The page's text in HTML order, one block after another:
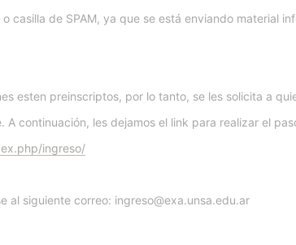
casilla de SPAM, ya que se está enviando material
esten preinscriptos, por lo tanto, se les solicita a
continuación, les dejamos el link para realizar el
ingreso/
al siguiente correo: ingreso@exa.unsa.edu.ar